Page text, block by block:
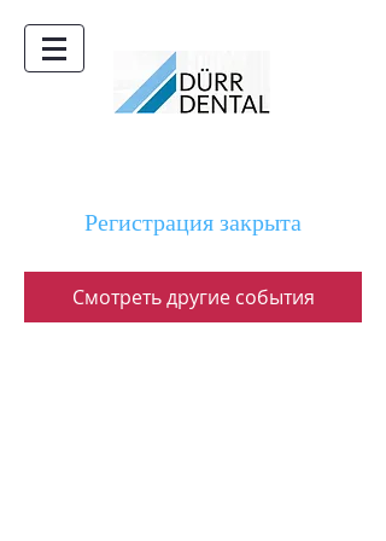
Регистрация закрыта
Смотреть другие события